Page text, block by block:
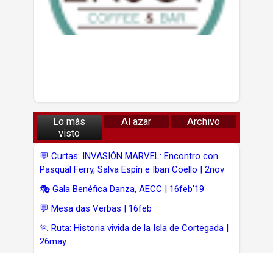
Lo más
visto
Al azar Archivo
💬 Curtas: INVASIÓN MARVEL: Encontro con
Pasqual Ferry, Salva Espín e Iban Coello | 2nov
🎭 Gala Benéfica Danza, AECC | 16feb'19
💬 Mesa das Verbas | 16feb
🏃 Ruta: Historia vivida de la Isla de Cortegada |
26may